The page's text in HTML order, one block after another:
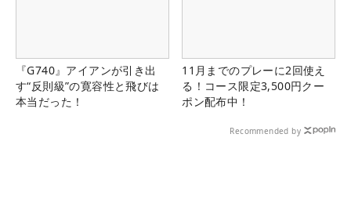
『G740』アイアンが引き出
す“反則級”の寛容性と飛びは
本当だった！
11月までのプレーに2回使え
る！コース限定3,500円クー
ポン配布中！
Recommended by